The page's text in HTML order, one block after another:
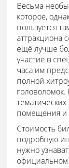
Весьма
которое,
пользуется
аттракциона
ещё лучше
участие в
часа им
полной
помещения и
Стоимость
подробную
нужно
официальном